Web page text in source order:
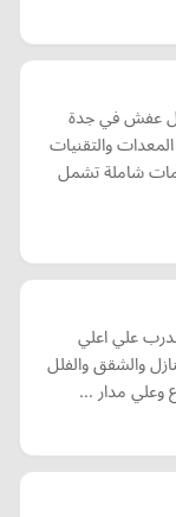
عفش في جدة
والتقنيات
شاملة تشمل
علي اعلي
والشقق والفلل
وعلي مدار …